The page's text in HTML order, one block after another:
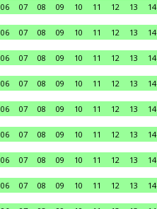
06 07 08 09 10 11 12 13 14
06 07 08 09 10 11 12 13 14
06 07 08 09 10 11 12 13 14
06 07 08 09 10 11 12 13 14
06 07 08 09 10 11 12 13 14
06 07 08 09 10 11 12 13 14
06 07 08 09 10 11 12 13 14
06 07 08 09 10 11 12 13 14